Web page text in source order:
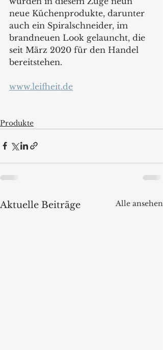
neue Küchenprodukte, darunter
auch ein Spiralschneider, im
brandneuen Look gelauncht, die
seit März 2020 für den Handel
bereitstehen.
www.leifheit.de
Produkte
Aktuelle Beiträge Alle ansehen